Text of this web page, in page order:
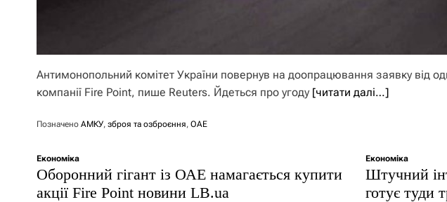
Антимонопольний комітет України повернув на доопрацювання заявку від
компанії Fire Point, пише Reuters. Йдеться про угоду [читати далі…]
Позначено АМКУ, зброя та озброєння, ОАЕ
Економіка
Оборонний гігант із ОАЕ намагається купити
акції Fire Point новини LB.ua
Економіка
Штучний
готує туди